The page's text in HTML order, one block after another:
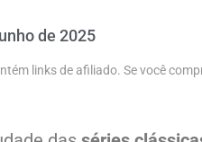
de 2025
links de afiliado. Se você